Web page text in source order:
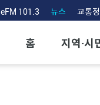
eFM 101.3 뉴스 교통
홈 지역·시